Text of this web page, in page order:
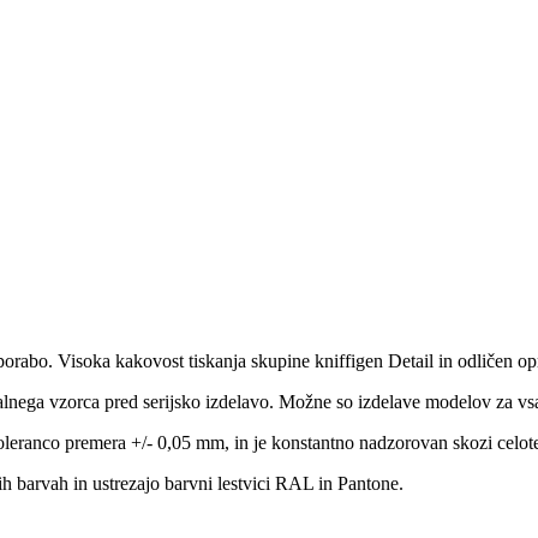
Visoka kakovost tiskanja skupine kniffigen Detail in odličen
vzorca pred serijsko izdelavo. Možne so izdelave modelov za
premera +/- 0,05 mm, in je konstantno nadzorovan skozi
barvah in ustrezajo barvni lestvici RAL in Pantone.